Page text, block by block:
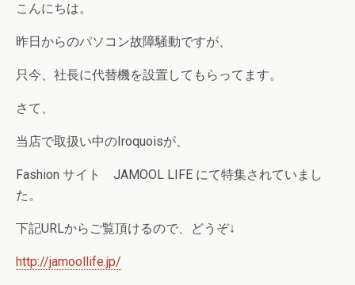
こんにちは。
昨日からのパソコン故障騒動ですが、
只今、社長に代替機を設置してもらってます。
さて、
当店で取扱い中のIroquoisが、
Fashion サイト JAMOOL LIFE にて特集されていまし
た。
下記URLからご覧頂けるので、どうぞ↓
http://jamoollife.jp/